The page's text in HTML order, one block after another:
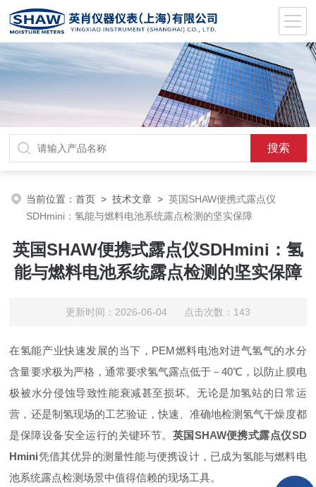
当前位置：首页 >技术文章 >英国SHAW便携式露点仪
SDHmini：氢能与燃料电池系统露点检测的坚实保障
英国SHAW便携式露点仪SDHmini：氢
能与燃料电池系统露点检测的坚实保障
更新时间：2026-06-04 点击次数：143
在氢能产业快速发展的当下，PEM燃料电池对进气氢气的水分
含量要求极为严格，通常要求氢气露点低于－40℃，以防止膜电
极被水分侵蚀导致性能衰减甚至损坏。无论是加氢站的日常运
营，还是制氢现场的工艺验证，快速、准确地检测氢气干燥度都
是保障设备安全运行的关键环节。 英国SHAW便携式露点仪SD
Hmini凭借其优异的测量性能与便携设计，已成为氢能与燃料电
池系统露点检测场景中值得信赖的现场工具。